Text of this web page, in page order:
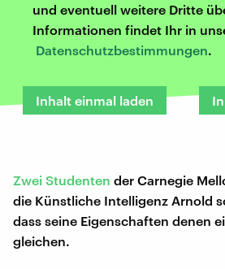
und eventuell weitere Dritte
Informationen findet Ihr in
Datenschutzbestimmungen.
Inhalt einmal laden
Zwei Studenten der Carnegie
die Künstliche Intelligenz Arnold
dass seine Eigenschaften denen
gleichen.